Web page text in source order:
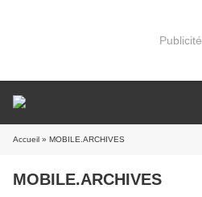
Publicité
Accueil » MOBILE.ARCHIVES
MOBILE.ARCHIVES